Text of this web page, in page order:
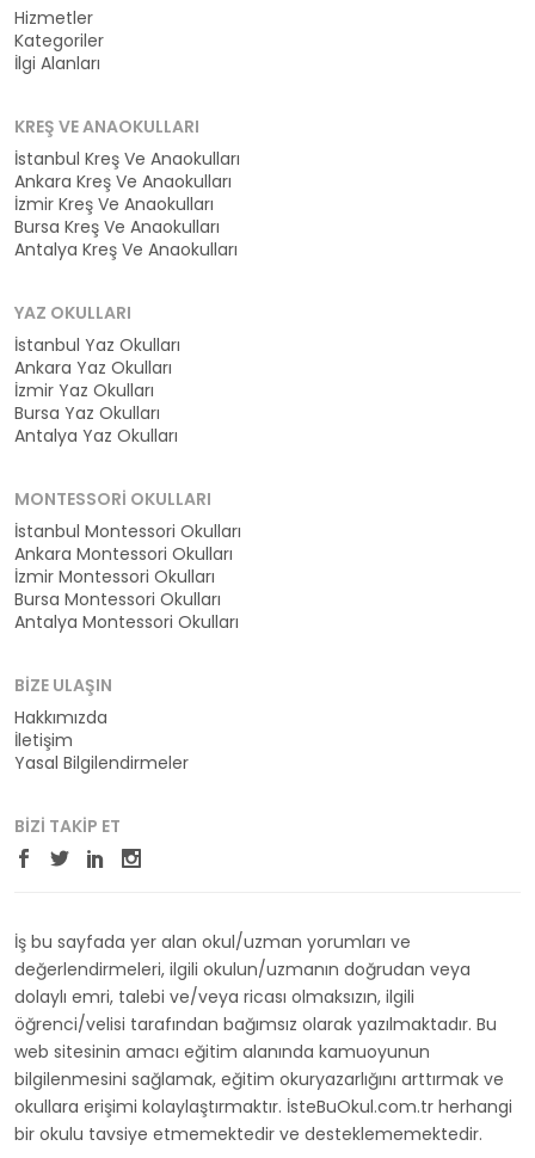
Hizmetler
Kategoriler
İlgi Alanları
KREŞ VE ANAOKULLARI
İstanbul Kreş Ve Anaokulları
Ankara Kreş Ve Anaokulları
İzmir Kreş Ve Anaokulları
Bursa Kreş Ve Anaokulları
Antalya Kreş Ve Anaokulları
YAZ OKULLARI
İstanbul Yaz Okulları
Ankara Yaz Okulları
İzmir Yaz Okulları
Bursa Yaz Okulları
Antalya Yaz Okulları
MONTESSORI OKULLARI
İstanbul Montessori Okulları
Ankara Montessori Okulları
İzmir Montessori Okulları
Bursa Montessori Okulları
Antalya Montessori Okulları
BIZE ULAŞIN
Hakkımızda
İletişim
Yasal Bilgilendirmeler
BIZI TAKIP ET
İş bu sayfada yer alan okul/uzman yorumları ve
değerlendirmeleri, ilgili okulun/uzmanın doğrudan veya
dolaylı emri, talebi ve/veya ricası olmaksızın, ilgili
öğrenci/velisi tarafından bağımsız olarak yazılmaktadır. Bu
web sitesinin amacı eğitim alanında kamuoyunun
bilgilenmesini sağlamak, eğitim okuryazarlığını arttırmak ve
okullara erişimi kolaylaştırmaktır. İsteBuOkul.com.tr herhangi
bir okulu tavsiye etmemektedir ve desteklememektedir.